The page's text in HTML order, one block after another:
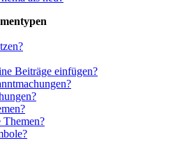
Beiträge einfügen?
Themen?